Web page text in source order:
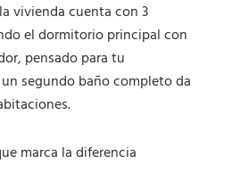
vivienda cuenta con 3
el dormitorio principal con
pensado para tu
segundo baño completo da
marca la diferencia